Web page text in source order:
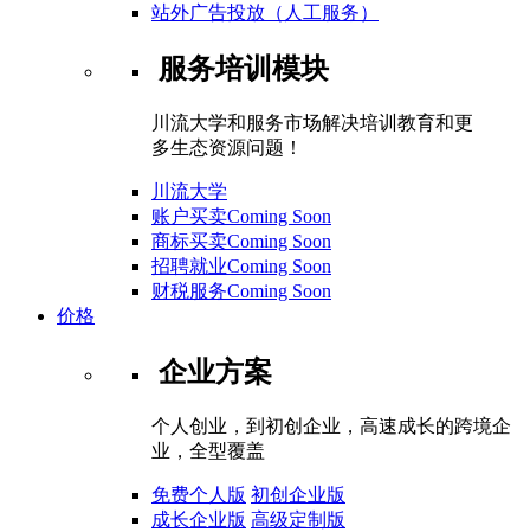
站外广告投放（人工服务）
服务培训模块
川流大学和服务市场解决培训教育和更
多生态资源问题！
川流大学
账户买卖Coming Soon
商标买卖Coming Soon
招聘就业Coming Soon
财税服务Coming Soon
价格
企业方案
个人创业，到初创企业，高速成长的跨境企
业，全型覆盖
免费个人版 初创企业版
成长企业版 高级定制版